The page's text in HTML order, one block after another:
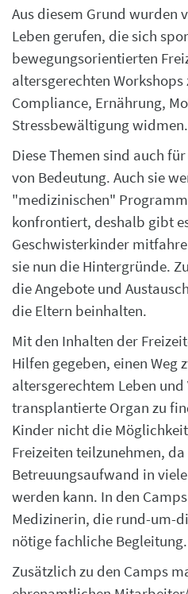
Aus diesem Grund wurden
Leben gerufen, die sich
bewegungsorientierten
altersgerechten Workshops
Compliance, Ernährung,
Stressbewältigung widmen.
Diese Themen sind auch
von Bedeutung. Auch sie
"medizinischen"
konfrontiert, deshalb gibt
Geschwisterkinder
sie nun die Hintergründe.
die Angebote und
die Eltern beinhalten.
Mit den Inhalten der
Hilfen gegeben, einen Weg
altersgerechtem Leben
transplantierte Organ zu
Kinder nicht die
Freizeiten teilzunehmen,
Betreuungsaufwand in
werden kann. In den
Medizinerin, die rund-um-
nötige fachliche Begleitung.
Zusätzlich zu den Camps